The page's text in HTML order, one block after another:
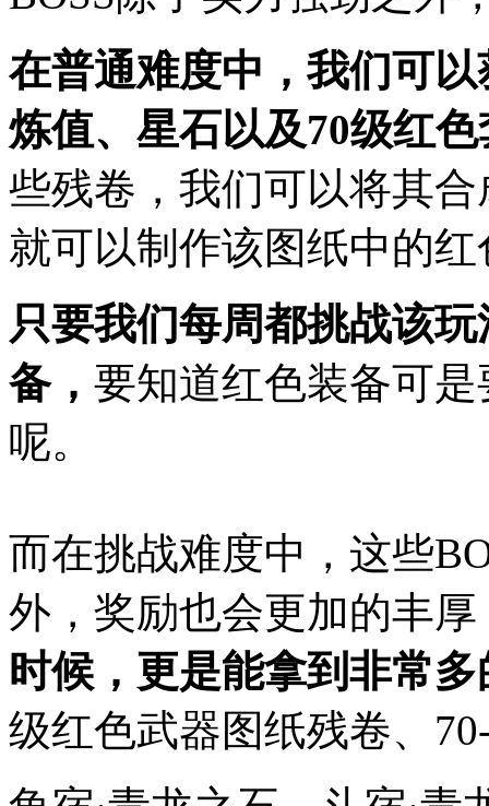
在普通难度中，我们可
炼值、星石以及70级红
些残卷，我们可以将其
就可以制作该图纸中的
只要我们每周都挑战该
备， 要知道红色装备可
呢。
而在挑战难度中，这些
外，奖励也会更加的丰厚
时候，更是能拿到非常
级红色武器图纸残卷、